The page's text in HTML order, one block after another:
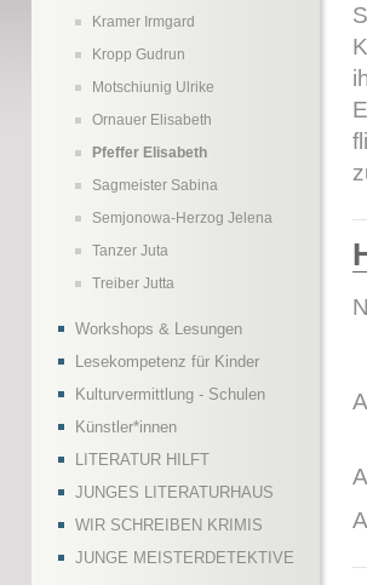
Kramer Irmgard
Kropp Gudrun
Motschiunig Ulrike
Ornauer Elisabeth
Pfeffer Elisabeth
Sagmeister Sabina
Semjonowa-Herzog Jelena
Tanzer Juta
Treiber Jutta
Workshops & Lesungen
Lesekompetenz für Kinder
Kulturvermittlung - Schulen
Künstler*innen
LITERATUR HILFT
JUNGES LITERATURHAUS
WIR SCHREIBEN KRIMIS
JUNGE MEISTERDETEKTIVE